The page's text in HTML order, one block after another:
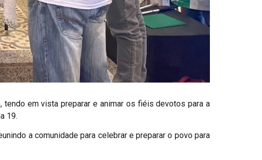
tendo em vista preparar e animar os fiéis devotos para a
19.
a comunidade para celebrar e preparar o povo para